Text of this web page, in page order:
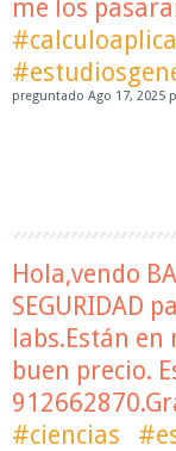
me los
preguntado Ago 17, 2025
Hola,vendo
SEGURIDAD
labs.Están
buen precio.
#ciencias